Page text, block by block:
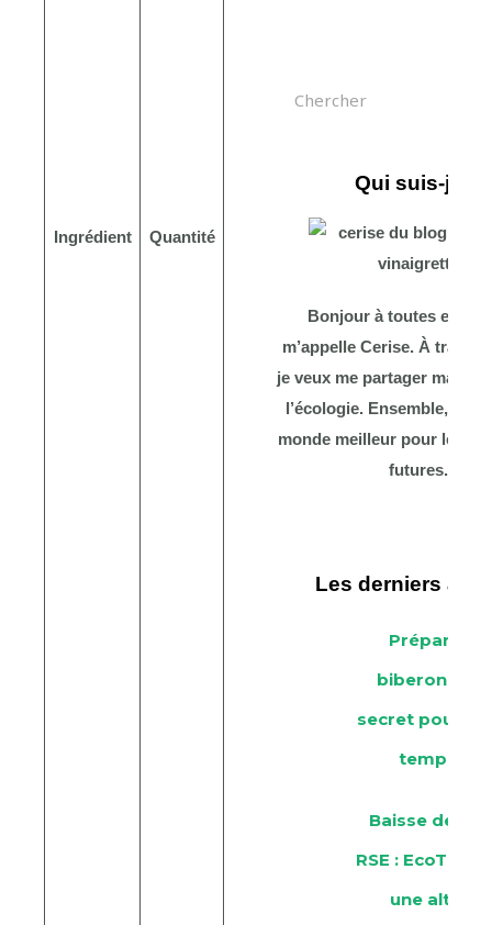
Ingrédient Quantité
Qui suis-je ?
Bonjour à toutes et à
m’appelle Cerise. À
je veux me partager ma
l’écologie. Ensemble,
monde meilleur pour les
futures.
Les derniers
biberon
secret pour
temps la
Baisse des
RSE : EcoTree
une